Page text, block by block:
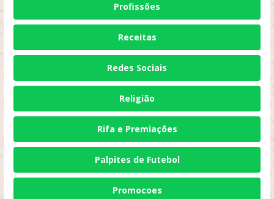
Profissões
Receitas
Redes Sociais
Religião
Rifa e Premiações
Palpites de Futebol
Promocoes